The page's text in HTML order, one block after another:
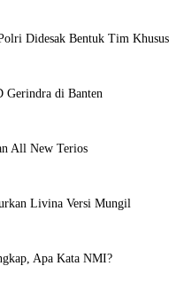
Didesak Bentuk Tim Khusus
Gerindra di Banten
All New Terios
Livina Versi Mungil
Apa Kata NMI?